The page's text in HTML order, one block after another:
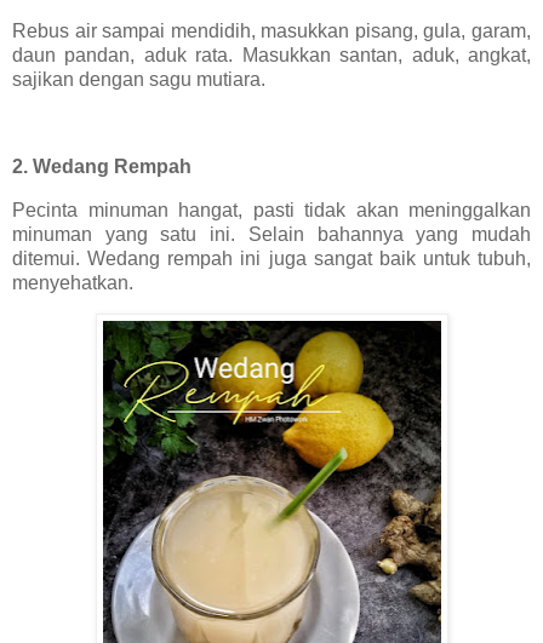
Rebus air sampai mendidih, masukkan pisang, gula, garam,
daun pandan, aduk rata. Masukkan santan, aduk, angkat,
sajikan dengan sagu mutiara.
2. Wedang Rempah
Pecinta minuman hangat, pasti tidak akan meninggalkan
minuman yang satu ini. Selain bahannya yang mudah
ditemui. Wedang rempah ini juga sangat baik untuk tubuh,
menyehatkan.